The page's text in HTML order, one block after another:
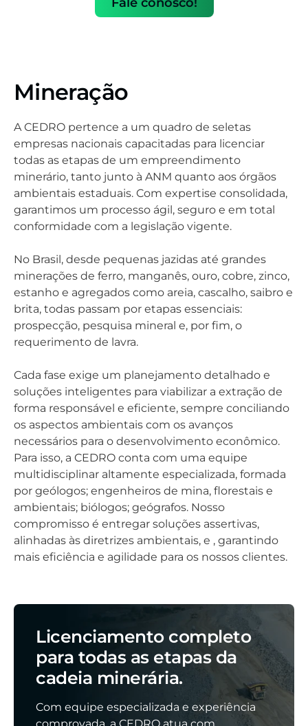
Mineração
A CEDRO pertence a um quadro de seletas
empresas nacionais capacitadas para licenciar
todas as etapas de um empreendimento
minerário, tanto junto à ANM quanto aos órgãos
ambientais estaduais. Com expertise consolidada,
garantimos um processo ágil, seguro e em total
conformidade com a legislação vigente.
No Brasil, desde pequenas jazidas até grandes
minerações de ferro, manganês, ouro, cobre, zinco,
estanho e agregados como areia, cascalho, saibro e
brita, todas passam por etapas essenciais:
prospecção, pesquisa mineral e, por fim, o
requerimento de lavra.
Cada fase exige um planejamento detalhado e
soluções inteligentes para viabilizar a extração de
forma responsável e eficiente, sempre conciliando
os aspectos ambientais com os avanços
necessários para o desenvolvimento econômico.
Para isso, a CEDRO conta com uma equipe
multidisciplinar altamente especializada, formada
por geólogos; engenheiros de mina, florestais e
ambientais; biólogos; geógrafos. Nosso
compromisso é entregar soluções assertivas,
alinhadas às diretrizes ambientais, e , garantindo
mais eficiência e agilidade para os nossos clientes.
Licenciamento completo
para todas as etapas da
cadeia minerária.
Com equipe especializada e experiência